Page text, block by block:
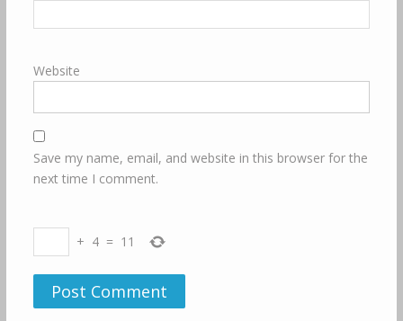
Website
Save my name, email, and website in this browser for the
next time I comment.
+ 4 = 11